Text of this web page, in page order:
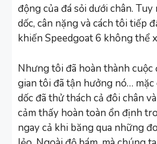
động của đá sỏi dưới chân.
dốc, cân nặng và cách tôi tiếp
khiến Speedgoat 6 không thể
Nhưng tôi đã hoàn thành cuộc
gian tôi đã tận hưởng nó…
dốc đã thử thách cả đôi chân
cảm thấy hoàn toàn ổn định
ngay cả khi băng qua những